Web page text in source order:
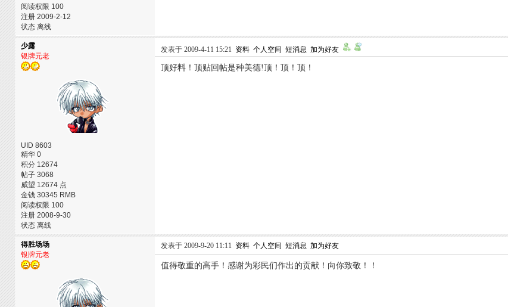
阅读权限 100
注册 2009-2-12
状态 离线
少露
银牌元老
UID 8603
精华 0
积分 12674
帖子 3068
威望 12674 点
金钱 30345 RMB
阅读权限 100
注册 2008-9-30
状态 离线
发表于 2009-4-11 15:21 资料 个人空间 短消息 加为好友
顶好料！顶贴回帖是种美德!顶！顶！顶！
得胜场场
银牌元老
发表于 2009-9-20 11:11 资料 个人空间 短消息 加为好友
值得敬重的高手！感谢为彩民们作出的贡献！向你致敬！！